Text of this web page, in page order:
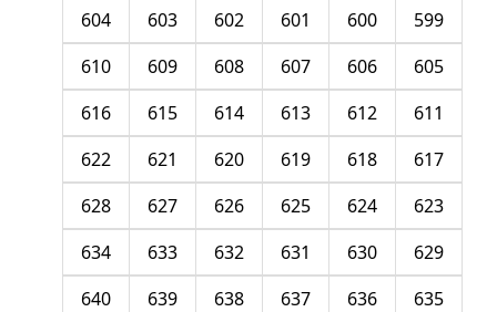
599
600
601
602
603
604
605
606
607
608
609
610
611
612
613
614
615
616
617
618
619
620
621
622
623
624
625
626
627
628
629
630
631
632
633
634
635
636
637
638
639
640